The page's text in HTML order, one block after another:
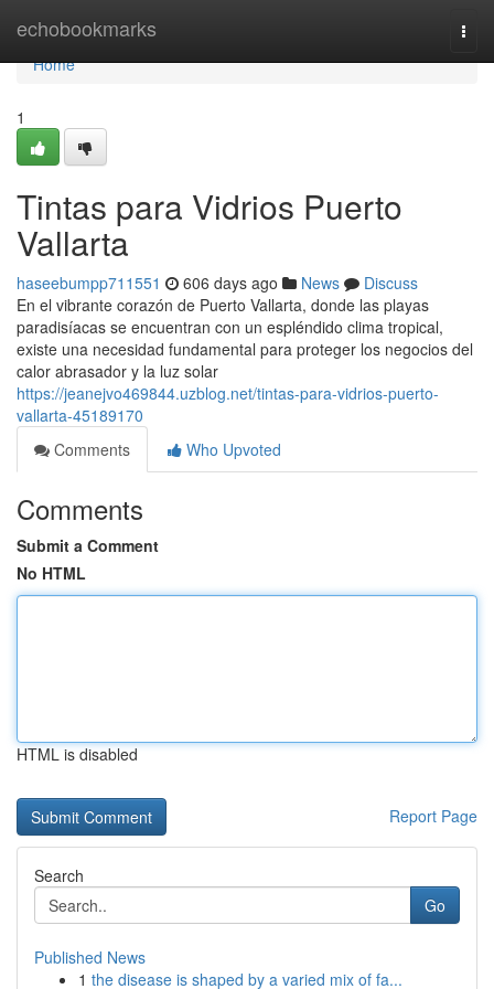
echobookmarks
Home
Home
1
Tintas para Vidrios Puerto
Vallarta
haseebumpp711551 606 days ago News
Discuss
En el vibrante corazón de Puerto Vallarta, donde las playas
paradisíacas se encuentran con un espléndido clima tropical,
existe una necesidad fundamental para proteger los negocios del
calor abrasador y la luz solar
https://jeanejvo469844.uzblog.net/tintas-para-vidrios-puerto-
vallarta-45189170
Comments
Who Upvoted
Comments
Submit a Comment
No HTML
HTML is disabled
Report Page
Search
Go
Published News
1 the disease is shaped by a varied mix of fa...